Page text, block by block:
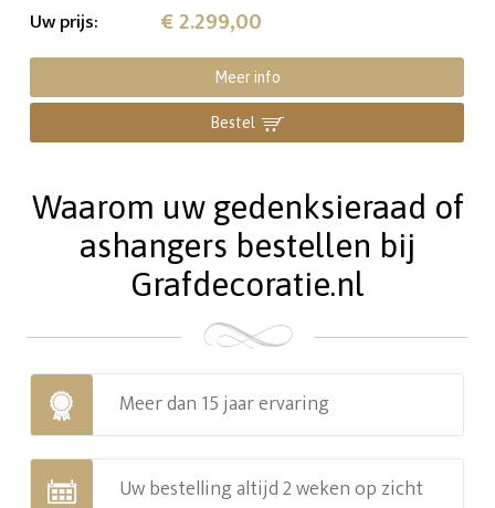
Uw prijs: € 2.299,00
Meer info
Bestel
Waarom uw gedenksieraad of
ashangers bestellen bij
Grafdecoratie.nl
Meer dan 15 jaar ervaring
Uw bestelling altijd 2 weken op zicht